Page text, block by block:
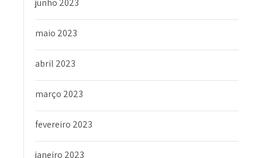
junho 2023
maio 2023
abril 2023
março 2023
fevereiro 2023
janeiro 2023